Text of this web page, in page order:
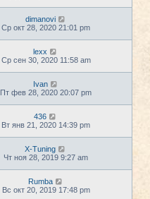
dimanovi
Ср окт 28, 2020 21:01 pm
lexx
Ср сен 30, 2020 11:58 am
Ivan
Пт фев 28, 2020 20:07 pm
436
Вт янв 21, 2020 14:39 pm
X-Tuning
Чт ноя 28, 2019 9:27 am
Rumba
Вс окт 20, 2019 17:48 pm